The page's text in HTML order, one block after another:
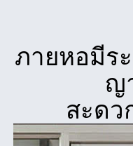
ภายหอมีร
ญ
สะดว